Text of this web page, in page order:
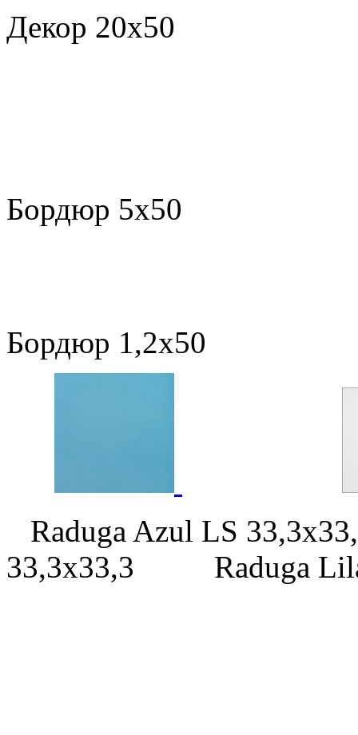
Декор 20х50
Бордюр 5х50
Бордюр 1,2х50
Raduga Azul LS
33,3х33,3 Raduga Lila